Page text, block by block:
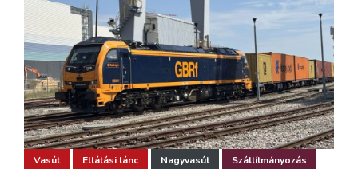
Vasút Ellátási lánc Nagyvasút Szállítmányozás